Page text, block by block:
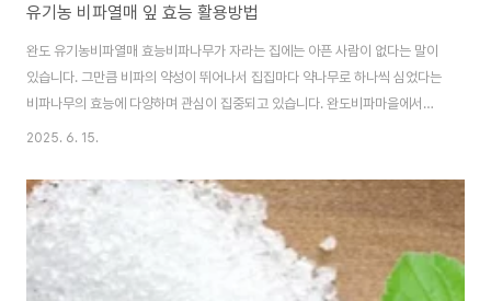
유기농 비파열매 잎 효능 활용방법
완도 유기농비파열매 효능비파나무가 자라는 집에는 아픈 사람이 없다는 말이
있습니다. 그만큼 비파의 약성이 뛰어나서 집집마다 약나무로 하나씩 심었다는
비파나무의 효능에 다양하며 관심이 집중되고 있습니다. 완도비파마을에서는
과육이 풍부한 완도비파열매를 꾸준하게 유기농으로 재배하여 생산하고 있습
정지역 완도에서 재배하는 유기농비파열매는 농약을 전혀 사용하지 않고 천연
유기농 방식으로 재배하여 건강하게 즐길 수 있습니다. 🍋🍋 비파열매의 황금
색에는 베타카로틴이 함유되어 강력한 상산화작용으로 노화, 암 예방에 많은
도움을 줍니다.🍋🍋 비타민c가 함유되어 있어 면역력 강화, 피부건강, 피로해
소에 효과적입니다 🍋🍋 칼륨이 함유..
2025. 6. 15.